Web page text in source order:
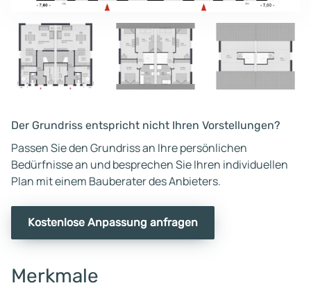
Der Grundriss entspricht nicht Ihren Vorstellungen?
Passen Sie den Grundriss an Ihre persönlichen
Bedürfnisse an und besprechen Sie Ihren individuellen
Plan mit einem Bauberater des Anbieters.
Kostenlose Anpassung anfragen
Merkmale